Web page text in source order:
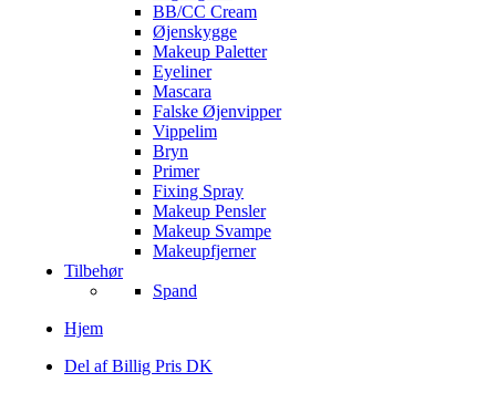
BB/CC Cream
Øjenskygge
Makeup Paletter
Eyeliner
Mascara
Falske Øjenvipper
Vippelim
Bryn
Primer
Fixing Spray
Makeup Pensler
Makeup Svampe
Makeupfjerner
Tilbehør
Spand
Hjem
Del af Billig Pris DK